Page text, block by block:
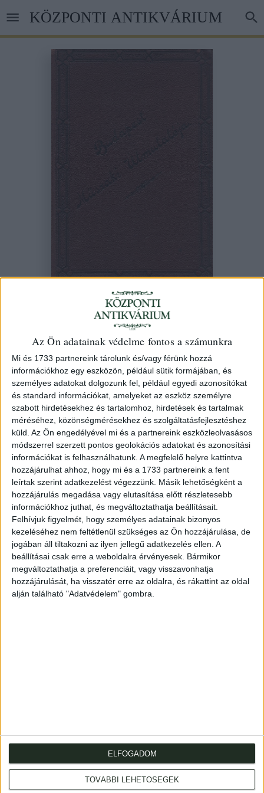
Az Ön adatainak védelme fontos a számunkra
Mi és 1733 partnereink tárolunk és/vagy férünk hozzá
információkhoz egy eszközön, például sütik formájában, és
személyes adatokat dolgozunk fel, például egyedi azonosítókat
és standard információkat, amelyeket az eszköz személyre
szabott hirdetésekhez és tartalomhoz, hirdetések és tartalmak
méréséhez, közönségmérésekhez és szolgáltatásfejlesztéshez
küld. Az Ön engedélyével mi és a partnereink eszközleolvasásos
módszerrel szerzett pontos geolokációs adatokat és azonosítási
információkat is felhasználhatunk. A megfelelő helyre kattintva
hozzájárulhat ahhoz, hogy mi és a 1733 partnereink a fent
leírtak szerint adatkezelést végezzünk. Másik lehetőségként a
hozzájárulás megadása vagy elutasítása előtt részletesebb
információkhoz juthat, és megváltoztathatja beállításait.
Felhívjuk figyelmét, hogy személyes adatainak bizonyos
kezeléséhez nem feltétlenül szükséges az Ön hozzájárulása, de
jogában áll tiltakozni az ilyen jellegű adatkezelés ellen. A
beállításai csak erre a weboldalra érvényesek. Bármikor
megváltoztathatja a preferenciáit, vagy visszavonhatja
hozzájárulását, ha visszatér erre az oldalra, és rákattint az oldal
alján található "Adatvédelem" gombra.
TOVÁBBI LEHETŐSÉGEK
ELFOGADOM
tartalomra
KÖZPONTI ANTIKVÁRIUM
Budapest műszaki útmutatója. Kiadta:
A Magyar Mérnök- és Építész-Egylet.
Szerk.: Edvi Illés Aladár.
1896 Bp. Pátria
134. árverés/ 25.
Kikiáltási ár:12 000 Ft
Leütési ár:12 000 Ft
Azonosító
92820
Text in original cloth. Maps in worn half cloth. Spine
damaged.
(8)+606+(1)p.+33t. (kihajt.); IX kihajt. térk. Lapszámozáson
belül számos egészoldalas táblával és szövegközti
illusztrációkkal. A kötet végéről hiányzik 6 levél
: 1053 Budapest., Múzeum krt. 13-15.